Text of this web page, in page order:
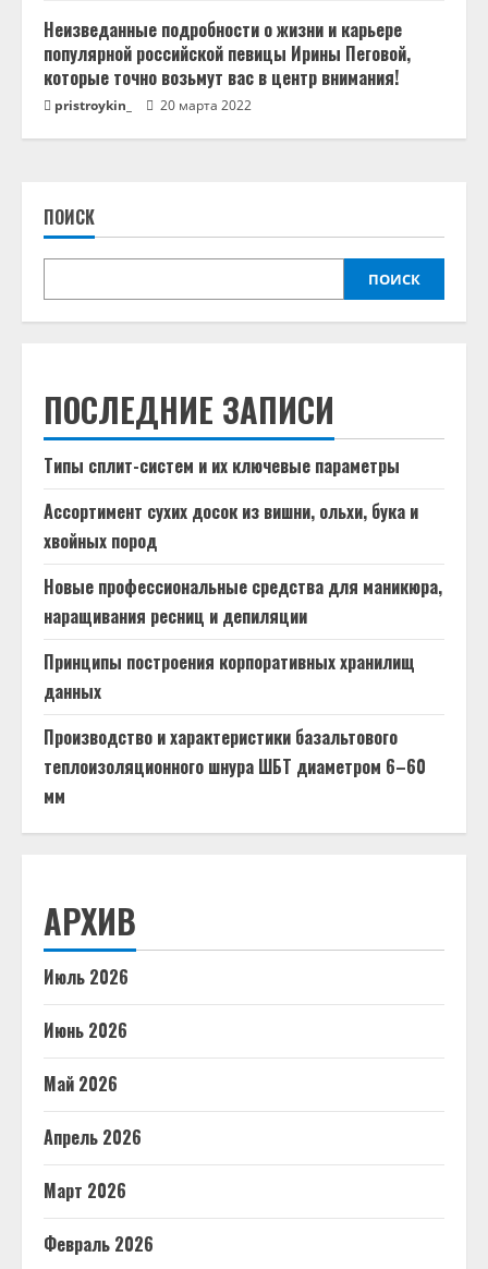
Неизведанные подробности о жизни и карьере
популярной российской певицы Ирины Пеговой,
которые точно возьмут вас в центр внимания!
pristroykin_ 20 марта 2022
ПОИСК
ПОИСК
ПОСЛЕДНИЕ ЗАПИСИ
Типы сплит-систем и их ключевые параметры
Ассортимент сухих досок из вишни, ольхи, бука и
хвойных пород
Новые профессиональные средства для маникюра,
наращивания ресниц и депиляции
Принципы построения корпоративных хранилищ
данных
Производство и характеристики базальтового
теплоизоляционного шнура ШБТ диаметром 6–60
мм
АРХИВ
Июль 2026
Июнь 2026
Май 2026
Апрель 2026
Март 2026
Февраль 2026